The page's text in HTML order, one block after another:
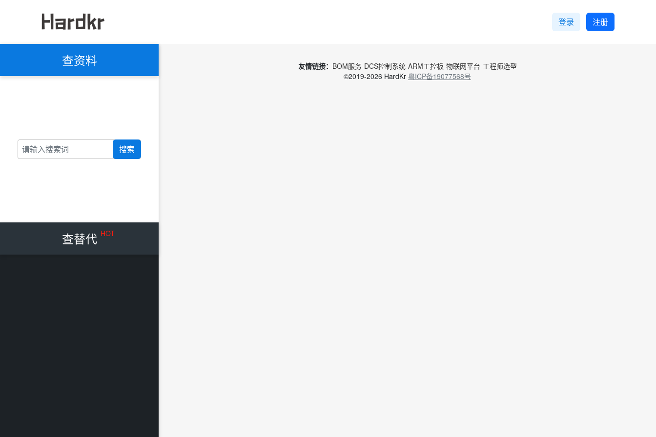
登录 注册
查资料
搜索
查替代 HOT
友情链接： BOM服务 DCS控制系统 ARM工控板 物联网平台 工程师选型
©2019-2026 HardKr 粤ICP备19077568号